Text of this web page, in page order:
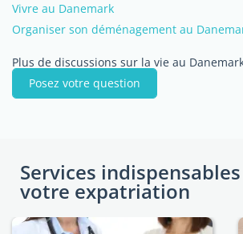
Vivre au Danemark
Organiser son déménagement au
Plus de discussions sur la vie au
Posez votre question
Services
votre expatriation